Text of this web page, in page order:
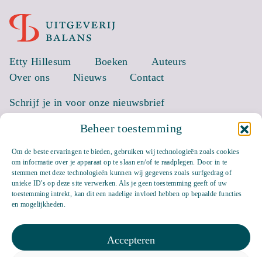
Beheer toestemming
Om de beste ervaringen te bieden, gebruiken wij technologieën zoals cookies
om informatie over je apparaat op te slaan en/of te raadplegen. Door in te
stemmen met deze technologieën kunnen wij gegevens zoals surfgedrag of
unieke ID's op deze site verwerken. Als je geen toestemming geeft of uw
toestemming intrekt, kan dit een nadelige invloed hebben op bepaalde functies
en mogelijkheden.
Accepteren
Etty Hillesum Boeken
Auteurs
Over ons
Nieuws Contact
Schrijf je in voor onze nieuwsbrief